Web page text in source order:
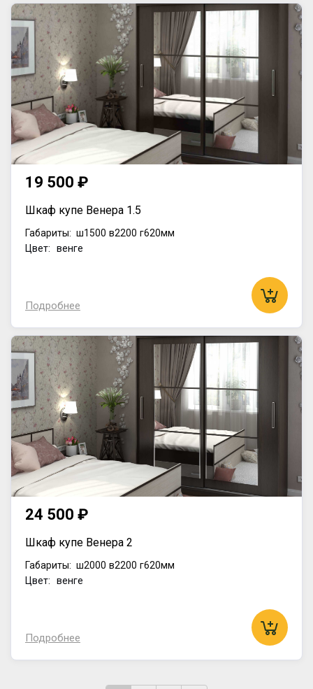
19 500 ₽
Шкаф купе Венера 1.5
Габариты: ш1500 в2200 г620мм
Цвет: венге
Подробнее
24 500 ₽
Шкаф купе Венера 2
Габариты: ш2000 в2200 г620мм
Цвет: венге
Подробнее